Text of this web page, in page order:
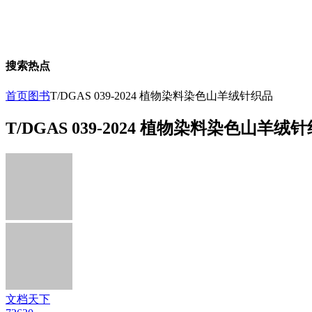
搜索热点
首页图书T/DGAS 039-2024 植物染料染色山羊绒针织品
T/DGAS 039-2024 植物染料染色山羊绒针
文档天下